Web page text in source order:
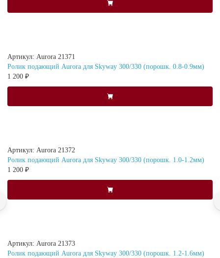
Артикул: Aurora 21371
Ролик подающий Aurora для Skyway 300/330 (порошк. 0.8-0.9мм)
1 200 ₽
Артикул: Aurora 21372
Ролик подающий Aurora для Skyway 300/330 (порошк. 1.0-1.2мм)
1 200 ₽
Артикул: Aurora 21373
Ролик подающий Aurora для Skyway 300/330 (порошк. 1.2-1.6мм)